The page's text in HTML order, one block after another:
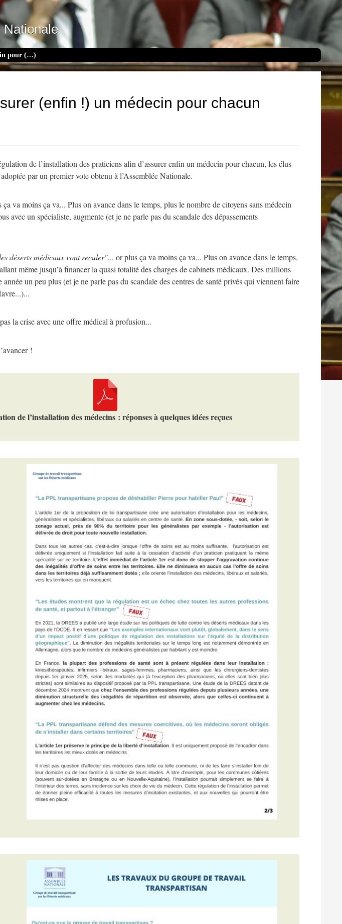
Nationale
pour (…)
(enfin !) un médecin pour chacun
de l’installation des praticiens afin d’assurer enfin un médecin pour chacun, les élus
par un premier vote obtenu à l’Assemblée Nationale.
ça va moins ça va... Plus on avance dans le temps, plus le nombre de citoyens sans médecin
un spécialiste, augmente (et je ne parle pas du scandale des dépassements
déserts médicaux vont reculer"... or plus ça va moins ça va... Plus on avance dans le temps,
même jusqu’à financer la quasi totalité des charges de cabinets médicaux. Des millions
un peu plus (et je ne parle pas du scandale des centres de santé privés qui viennent faire
la crise avec une offre médical à profusion...
!
de l’installation des médecins : réponses à quelques idées reçues